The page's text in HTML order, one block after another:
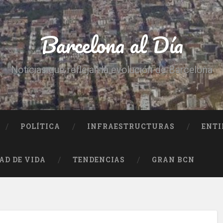
Barcelona al Día
Noticias que reflejan la evolución de Barcelona
POLÍTICA INFRAESTRUCTURAS
DE VIDA TENDENCIAS GRAN BCN